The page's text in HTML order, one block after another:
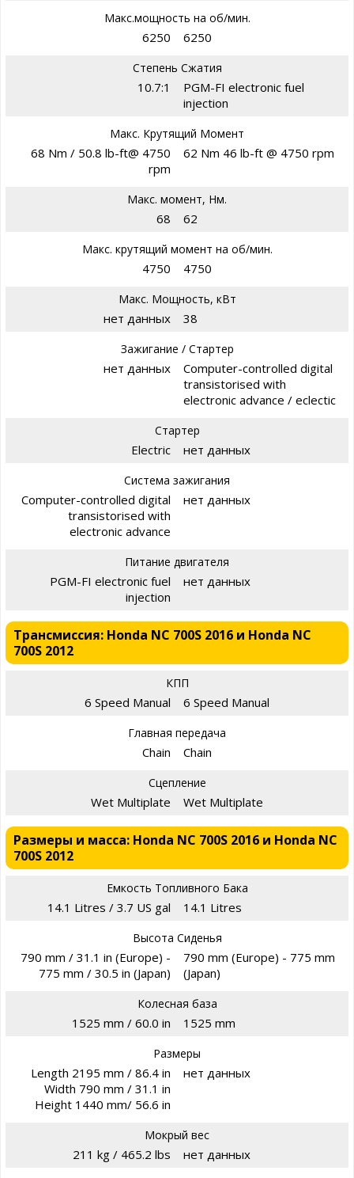
Макс.мощность на об/мин.
6250 6250
Степень Сжатия
10.7:1
PGM-FI electronic fuel
injection
Макс. Крутящий Момент
68 Nm / 50.8 lb-ft@ 4750
rpm
62 Nm 46 lb-ft @ 4750 rpm
Макс. момент, Нм.
68 62
Макс. крутящий момент на об/мин.
4750 4750
Макс. Мощность, кВт
нет данных 38
Зажигание / Стартер
нет данных
Computer-controlled digital
transistorised with
electronic advance / eclectic
Стартер
Electric нет данных
Система зажигания
Computer-controlled digital
transistorised with
electronic advance
нет данных
Питание двигателя
PGM-FI electronic fuel
injection
нет данных
Трансмиссия: Honda NC 700S 2016 и Honda NC
700S 2012
КПП
6 Speed Manual 6 Speed Manual
Главная передача
Chain Chain
Сцепление
Wet Multiplate Wet Multiplate
Размеры и масса: Honda NC 700S 2016 и Honda NC
700S 2012
Емкость Топливного Бака
14.1 Litres / 3.7 US gal 14.1 Litres
Высота Сиденья
790 mm / 31.1 in (Europe) -
775 mm / 30.5 in (Japan)
790 mm (Europe) - 775 mm
(Japan)
Колесная база
1525 mm / 60.0 in 1525 mm
Размеры
Length 2195 mm / 86.4 in
Width 790 mm / 31.1 in
Height 1440 mm/ 56.6 in
нет данных
Мокрый вес
211 kg / 465.2 lbs нет данных